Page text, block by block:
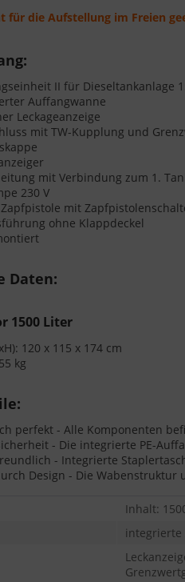
für die Aufstellung im Freien
II für Dieseltankanlage
Auffangwanne
Leckageanzeige
mit TW-Kupplung und
mit Verbindung zum 1.
230 V
mit
ohne Klappdeckel
Daten:
1500 Liter
120 x 115 x 174 cm
kg
perfekt - Alle Komponenten
- Die integrierte PE-
- Integrierte
Design - Die
Inhalt:
integrierte